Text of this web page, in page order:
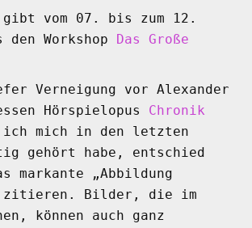
gibt vom 07. bis zum 12.
Workshop Das Große
Verneigung vor Alexander
Hörspielopus Chronik
ich mich in den letzten
gehört habe, entschied
markante „Abbildung
zitieren. Bilder, die im
können auch ganz